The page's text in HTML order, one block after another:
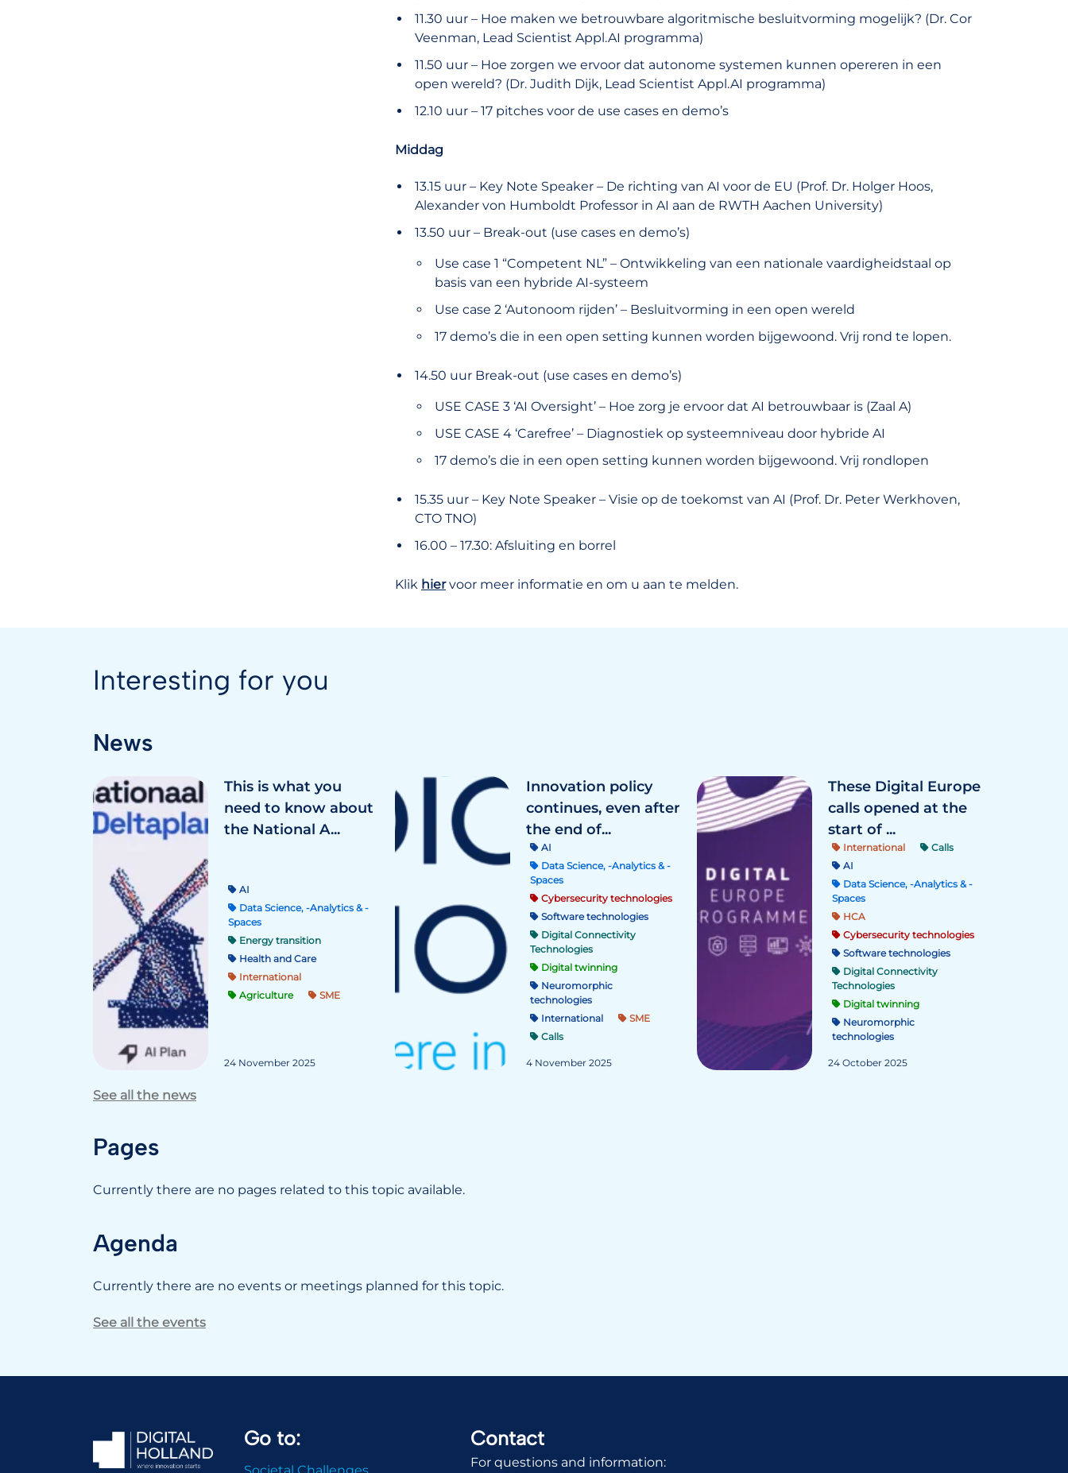
11.30 uur – Hoe maken we betrouwbare algoritmische besluitvorming mogelijk? (Dr. Cor
Veenman, Lead Scientist Appl.AI programma)
11.50 uur – Hoe zorgen we ervoor dat autonome systemen kunnen opereren in een
open wereld? (Dr. Judith Dijk, Lead Scientist Appl.AI programma)
12.10 uur – 17 pitches voor de use cases en demo’s
Middag
13.15 uur – Key Note Speaker – De richting van AI voor de EU (Prof. Dr. Holger Hoos,
Alexander von Humboldt Professor in AI aan de RWTH Aachen University)
13.50 uur – Break-out (use cases en demo’s)
Use case 1 “Competent NL” – Ontwikkeling van een nationale vaardigheidstaal op
basis van een hybride AI-systeem
Use case 2 ‘Autonoom rijden’ – Besluitvorming in een open wereld
17 demo’s die in een open setting kunnen worden bijgewoond. Vrij rond te lopen.
14.50 uur Break-out (use cases en demo’s)
USE CASE 3 ‘AI Oversight’ – Hoe zorg je ervoor dat AI betrouwbaar is (Zaal A)
USE CASE 4 ‘Carefree’ – Diagnostiek op systeemniveau door hybride AI
17 demo’s die in een open setting kunnen worden bijgewoond. Vrij rondlopen
15.35 uur – Key Note Speaker – Visie op de toekomst van AI (Prof. Dr. Peter Werkhoven,
CTO TNO)
16.00 – 17.30: Afsluiting en borrel
Klik hiervoor meer informatie en om u aan te melden.
Interesting for you
News
This is what you
need to know about
the National A...
AI
Data Science, -Analytics & -
Spaces
Energy transition
Health and Care
International
Agriculture
SME
24 November 2025
Innovation policy
continues, even after
the end of...
AI
Data Science, -Analytics & -
Spaces
Cybersecurity technologies
Software technologies
Digital Connectivity
Technologies
Digital twinning
Neuromorphic
technologies
International
SME
Calls
4 November 2025
These Digital Europe
calls opened at the
start of ...
International
Calls
AI
Data Science, -Analytics & -
Spaces
HCA
Cybersecurity technologies
Software technologies
Digital Connectivity
Technologies
Digital twinning
Neuromorphic
technologies
24 October 2025
See all the news
Pages
Currently there are no pages related to this topic available.
Agenda
Currently there are no events or meetings planned for this topic.
See all the events
Go to: Contact
For questions and information: